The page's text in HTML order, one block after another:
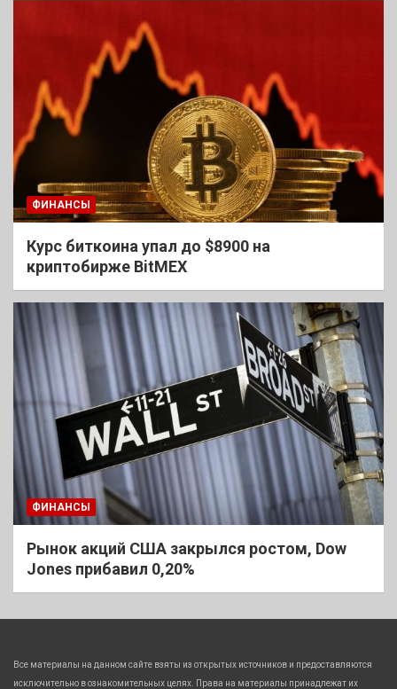
ФИНАНСЫ
Курс биткоина упал до $8900 на
криптобирже BitMEX
ФИНАНСЫ
Рынок акций США закрылся ростом, Dow
Jones прибавил 0,20%
Все материалы на данном сайте взяты из открытых источников и предоставляются
исключительно в ознакомительных целях. Права на материалы принадлежат их